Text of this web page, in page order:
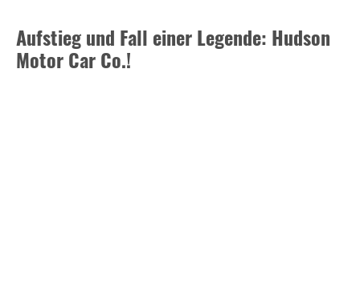
Aufstieg und Fall einer Legende: Hudson
Motor Car Co.!